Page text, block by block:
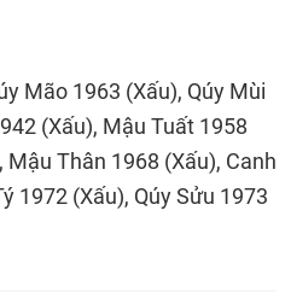
Mão 1963 (Xấu), Qúy Mùi
(Xấu), Mậu Tuất 1958
Thân 1968 (Xấu), Canh
1972 (Xấu), Qúy Sửu 1973